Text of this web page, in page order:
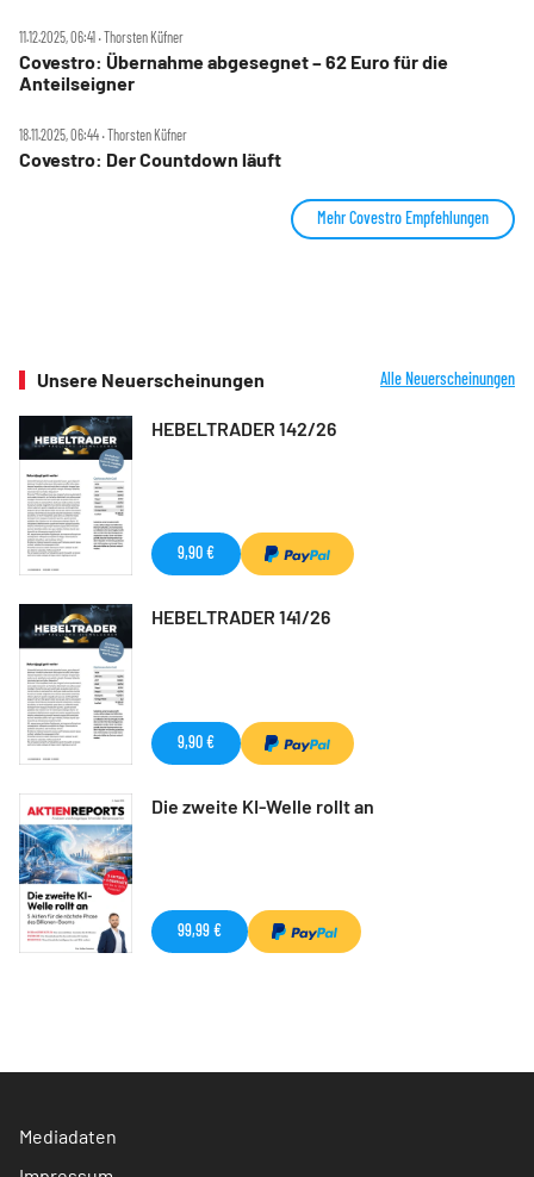
11.12.2025, 06:41 ‧ Thorsten Küfner
Covestro: Übernahme abgesegnet – 62 Euro für die
Anteilseigner
18.11.2025, 06:44 ‧ Thorsten Küfner
Covestro: Der Countdown läuft
Mehr Covestro Empfehlungen
Unsere Neuerscheinungen Alle Neuerscheinungen
HEBELTRADER 142/26
9,90 €
HEBELTRADER 141/26
9,90 €
Die zweite KI-Welle rollt an
99,99 €
Mediadaten